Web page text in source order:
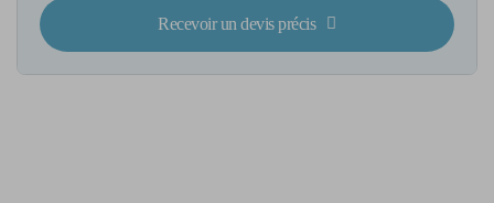
Recevoir un devis précis